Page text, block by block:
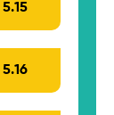
5.15
5.16